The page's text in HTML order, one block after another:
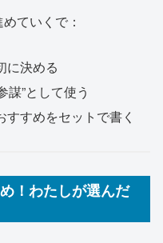
ていくで：
に決める
謀”として使う
すめをセットで書く
！わたしが選んだ